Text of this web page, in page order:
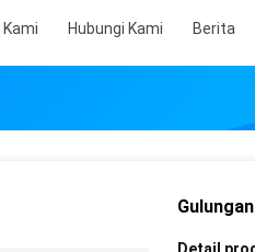
Hubungi Kami Berita